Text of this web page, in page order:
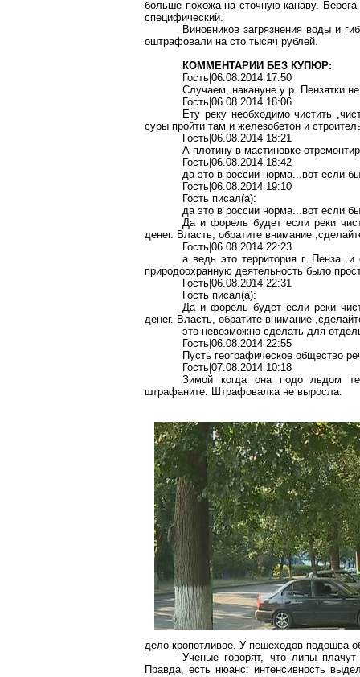
больше похожа на сточную канаву.
специфический.
Виновников загрязнения воды и
оштрафовали на сто тысяч рублей.
КОММЕНТАРИИ БЕЗ КУПЮР:
Гость|06.08.2014 17:50
Случаем, накануне у р. Пензятки
Гость|06.08.2014 18:06
Ету реку необходимо чистить
суры пройти там и железобетон и
Гость|06.08.2014 18:21
А плотину в мастиновке
Гость|06.08.2014 18:42
да это в россии норма...вот если
Гость|06.08.2014 19:10
Гость писал(a):
да это в россии норма...вот если
Да и форель будет если реки
денег. Власть, обратите внимание
Гость|06.08.2014 22:23
а ведь это территория г. Пенза.
природоохранную деятельность было
Гость|06.08.2014 22:31
Гость писал(a):
Да и форель будет если реки
денег. Власть, обратите внимание
это невозможно сделать для
Гость|06.08.2014 22:55
Пусть географическое общество
Гость|07.08.2014 10:18
Зимой когда она подо льдом
штрафаните. Штрафовалка не выросла.
дело кропотливое. У пешеходов подошва
Ученые говорят, что липы
Правда, есть нюанс: интенсивность